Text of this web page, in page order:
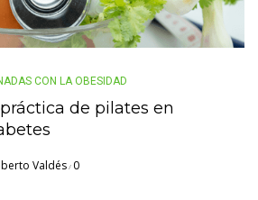
CON LA OBESIDAD
de pilates en
Valdés/ 0